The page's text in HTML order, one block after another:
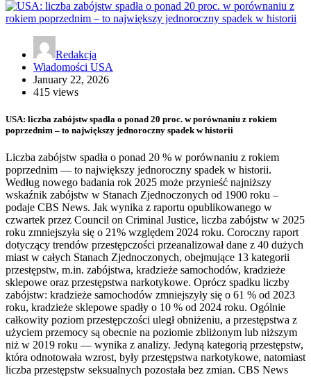
Redakcja
Wiadomości USA
January 22, 2026
415 views
USA: liczba zabójstw spadła o ponad 20 proc. w porównaniu z rokiem
poprzednim – to największy jednoroczny spadek w historii
Liczba zabójstw spadła o ponad 20 % w porównaniu z rokiem
poprzednim — to największy jednoroczny spadek w historii.
Według nowego badania rok 2025 może przynieść najniższy
wskaźnik zabójstw w Stanach Zjednoczonych od 1900 roku –
podaje CBS News. Jak wynika z raportu opublikowanego w
czwartek przez Council on Criminal Justice, liczba zabójstw w 2025
roku zmniejszyła się o 21% względem 2024 roku. Coroczny raport
dotyczący trendów przestępczości przeanalizował dane z 40 dużych
miast w całych Stanach Zjednoczonych, obejmujące 13 kategorii
przestępstw, m.in. zabójstwa, kradzieże samochodów, kradzieże
sklepowe oraz przestępstwa narkotykowe. Oprócz spadku liczby
zabójstw: kradzieże samochodów zmniejszyły się o 61 % od 2023
roku, kradzieże sklepowe spadły o 10 % od 2024 roku. Ogólnie
całkowity poziom przestępczości uległ obniżeniu, a przestępstwa z
użyciem przemocy są obecnie na poziomie zbliżonym lub niższym
niż w 2019 roku — wynika z analizy. Jedyną kategorią przestępstw,
która odnotowała wzrost, były przestępstwa narkotykowe, natomiast
liczba przestępstw seksualnych pozostała bez zmian. CBS News